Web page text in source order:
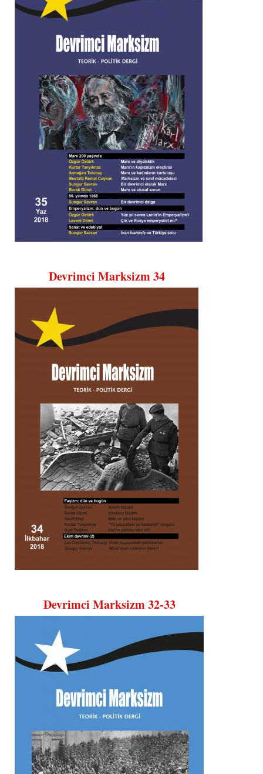
Devrimci Marksizm 34
Devrimci Marksizm 32-33